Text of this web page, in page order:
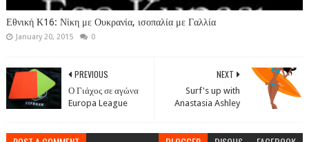
Εθνική Κ16: Νίκη με Ουκρανία, ισοπαλία με Γαλλία
January 20, 2015 0
NEXT
Surf's up with
Anastasia Ashley
PREVIOUS
Ο Γιάχος σε αγώνα
Europa League